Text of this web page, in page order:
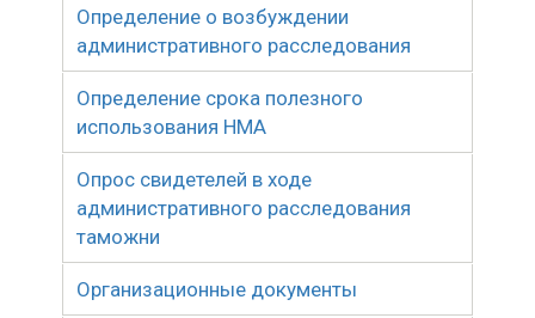
Определение о возбуждении
административного расследования
Определение срока полезного
использования НМА
Опрос свидетелей в ходе
административного расследования
таможни
Организационные документы